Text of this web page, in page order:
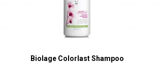
Biolage Colorlast Shampoo